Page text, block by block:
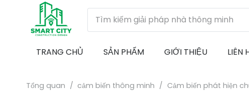
TRANG CHỦ SẢN PHẨM GIỚI THIỆU LIÊN
Tổng quan / cảm biến thông minh / Cảm biến phát hiện